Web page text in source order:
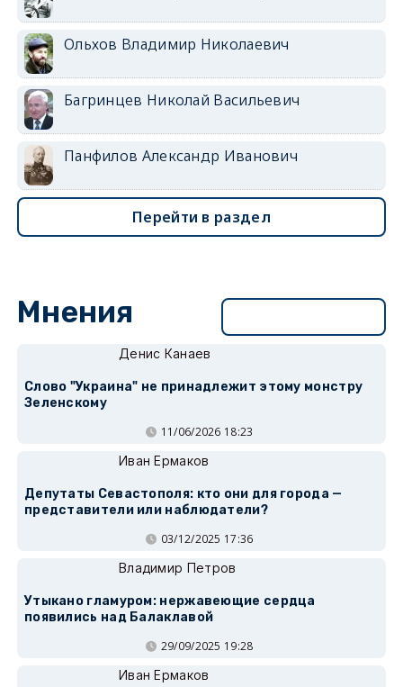
Ольхов Владимир Николаевич
Багринцев Николай Васильевич
Панфилов Александр Иванович
Перейти в раздел
Мнения
Денис Канаев
Слово "Украина" не принадлежит этому монстру
Зеленскому
11/06/2026 18:23
Иван Ермаков
Депутаты Севастополя: кто они для города —
представители или наблюдатели?
03/12/2025 17:36
Владимир Петров
Утыкано гламуром: нержавеющие сердца
появились над Балаклавой
29/09/2025 19:28
Иван Ермаков